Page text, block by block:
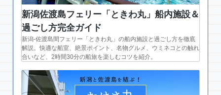
新潟佐渡島フェリー「ときわ丸」船内施設＆
過ごし方完全ガイド
新潟-佐渡島間フェリー「ときわ丸」の船内施設と過ごし方を徹底
解説。快適な船室、絶景ポイント、名物グルメ、ウミネコとの触れ
合いなど、2時間30分の船旅を楽しむコツを紹介。